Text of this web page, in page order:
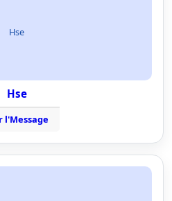
Hse
Hse
l'Message